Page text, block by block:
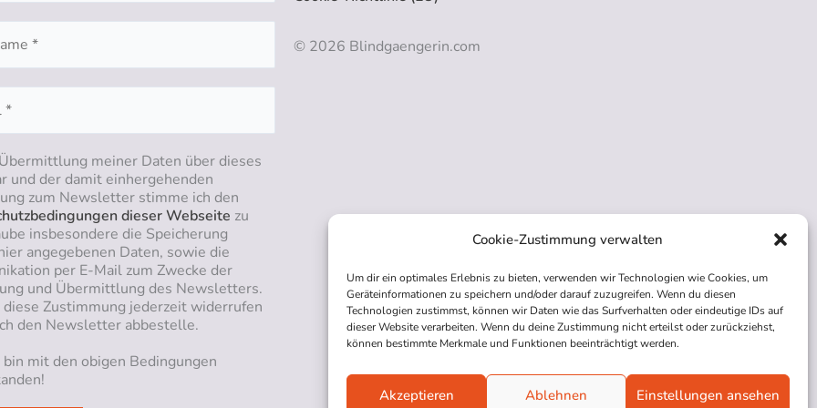
Cookie-Zustimmung verwalten
Um dir ein optimales Erlebnis zu bieten, verwenden wir Technologien wie Cookies, um
Geräteinformationen zu speichern und/oder darauf zuzugreifen. Wenn du diesen
Technologien zustimmst, können wir Daten wie das Surfverhalten oder eindeutige IDs auf
dieser Website verarbeiten. Wenn du deine Zustimmung nicht erteilst oder zurückziehst,
können bestimmte Merkmale und Funktionen beeinträchtigt werden.
Akzeptieren Ablehnen Einstellungen ansehen
meiner Daten über dieses
und der damit einhergehenden
zum Newsletter stimme ich den
dieser Webseite zu
insbesondere die Speicherung
angegebenen Daten, sowie die
per E-Mail zum Zwecke der
und Übermittlung des Newsletters.
diese Zustimmung jederzeit widerrufen
den Newsletter abbestelle.
bin mit den obigen Bedingungen
© 2026 Blindgaengerin.com